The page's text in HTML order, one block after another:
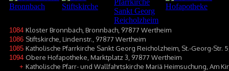
1084 Kloster Bronnbach, Bronnbach, 97877 Wertheim
1086 Stiftskirche, Lindenstr., 97877 Wertheim
1085 Katholische Pfarrkirche Sankt Georg Reicholzheim, St.-Georg-Str.
1094 Obere Hofapotheke, Marktplatz 3, 97877 Wertheim
+ Katholische Pfarr- und Wallfahrtskirche Mariä Heimsuchung, Am